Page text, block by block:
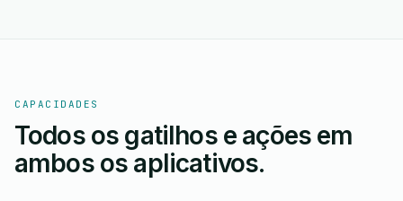
CAPACIDADES
Todos os gatilhos e ações em
ambos os aplicativos.